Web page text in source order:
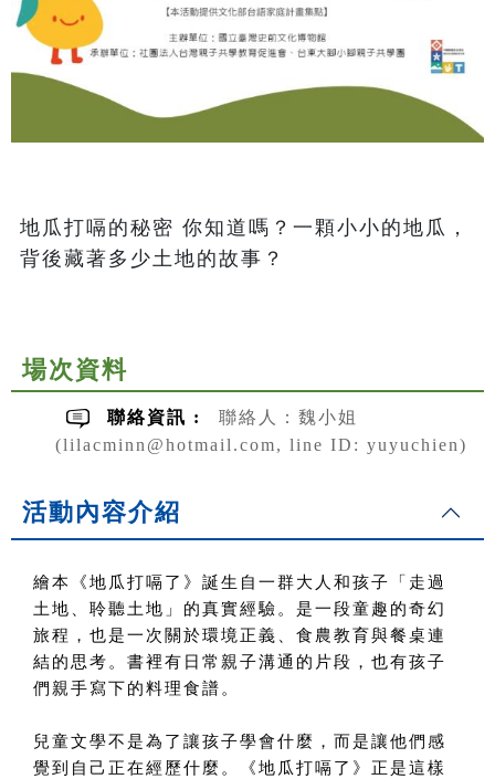
地瓜打嗝的秘密 你知道嗎？一顆小小的地瓜，
背後藏著多少土地的故事？
場次資料
聯絡資訊 :
聯絡人：魏小姐
(lilacminn@hotmail.com, line ID: yuyuchien)
活動內容介紹
繪本《地瓜打嗝了》誕生自一群大人和孩子「走過
土地、聆聽土地」的真實經驗。是一段童趣的奇幻
旅程，也是一次關於環境正義、食農教育與餐桌連
結的思考。書裡有日常親子溝通的片段，也有孩子
們親手寫下的料理食譜。
兒童文學不是為了讓孩子學會什麼，而是讓他們感
覺到自己正在經歷什麼。《地瓜打嗝了》正是這樣